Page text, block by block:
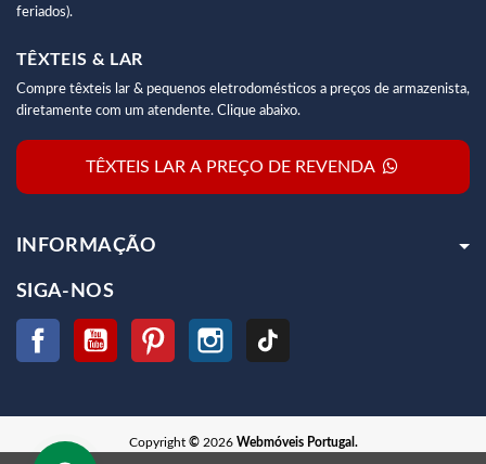
feriados).
TÊXTEIS & LAR
Compre têxteis lar & pequenos eletrodomésticos a preços de armazenista,
diretamente com um atendente. Clique abaixo.
TÊXTEIS LAR A PREÇO DE REVENDA
INFORMAÇÃO
SIGA-NOS
Facebook YouTube Pinterest Instagram
Copyright ©2026 Webmóveis Portugal.